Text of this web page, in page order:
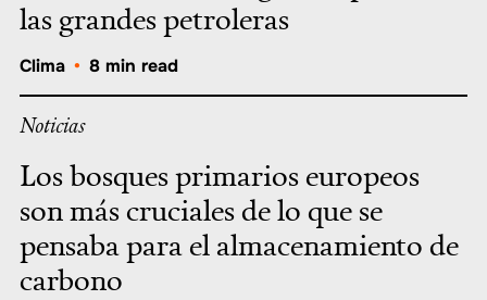
las grandes petroleras
Clima • 8 min read
Noticias
Los bosques primarios europeos
son más cruciales de lo que se
pensaba para el almacenamiento de
carbono